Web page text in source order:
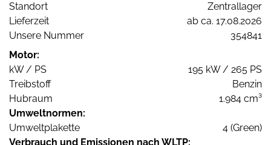
Standort
Zentrallager
Lieferzeit
ab ca. 17.08.2026
Unsere Nummer
354841
Motor:
kW / PS
195 kW / 265 PS
Treibstoff
Benzin
Hubraum
1.984 cm³
Umweltnormen:
Umweltplakette
4 (Green)
Verbrauch und Emissionen nach WLTP: